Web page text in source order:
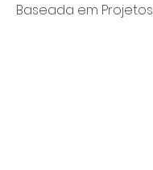
Baseada em Projetos